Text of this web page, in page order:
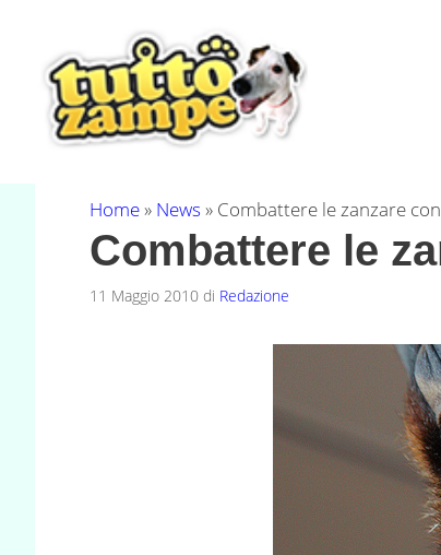
contenuto
Home» News » Combattere le zanzare
Combattere le
11 Maggio 2010 di Redazione